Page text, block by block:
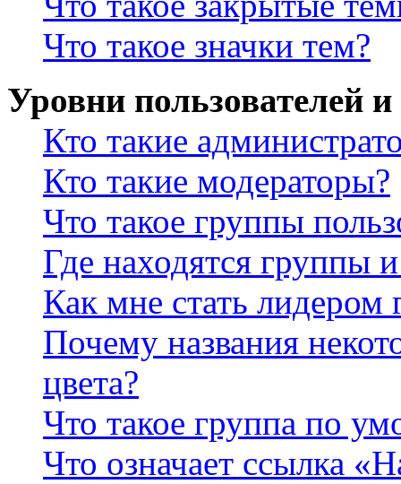
Что такое значки тем?
Уровни пользователей
Кто такие
Кто такие модераторы?
Что такое группы
Где находятся группы
Как мне стать лидером
Почему названия
цвета?
Что такое группа по
Что означает ссылка